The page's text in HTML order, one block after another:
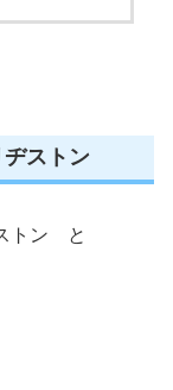
ストン
トン と